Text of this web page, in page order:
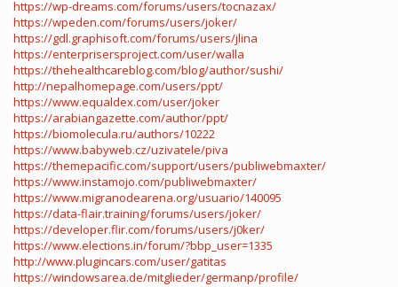
https://wp-dreams.com/forums/users/tocnazax/
https://wpeden.com/forums/users/joker/
https://gdl.graphisoft.com/forums/users/jlina
https://enterprisersproject.com/user/walla
https://thehealthcareblog.com/blog/author/sushi/
http://nepalhomepage.com/users/ppt/
https://www.equaldex.com/user/joker
https://arabiangazette.com/author/ppt/
https://biomolecula.ru/authors/10222
https://www.babyweb.cz/uzivatele/piva
https://themepacific.com/support/users/publiwebmaxter/
https://www.instamojo.com/publiwebmaxter/
https://www.migranodearena.org/usuario/140095
https://data-flair.training/forums/users/joker/
https://developer.flir.com/forums/users/j0ker/
https://www.elections.in/forum/?bbp_user=1335
http://www.plugincars.com/user/gatitas
https://windowsarea.de/mitglieder/germanp/profile/